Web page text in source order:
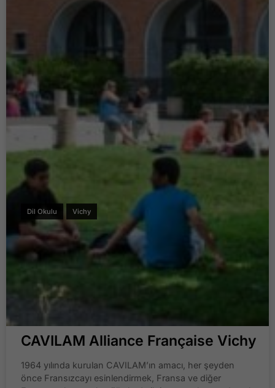
Dil Okulu Vichy
CAVILAM Alliance Française Vichy
1964 yılında kurulan CAVILAM’ın amacı, her şeyden
önce Fransızcayı esinlendirmek, Fransa ve diğer